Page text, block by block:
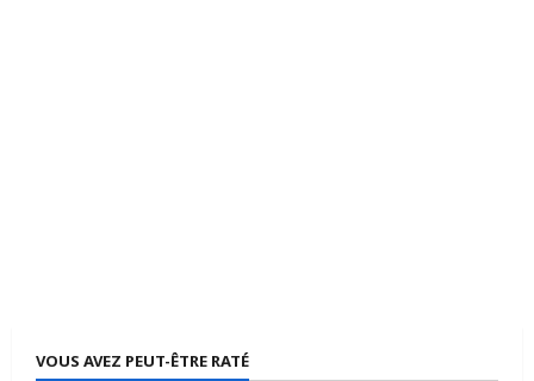
VOUS AVEZ PEUT-ÊTRE RATÉ